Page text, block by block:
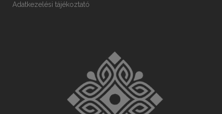
Adatkezelési tájékoztató